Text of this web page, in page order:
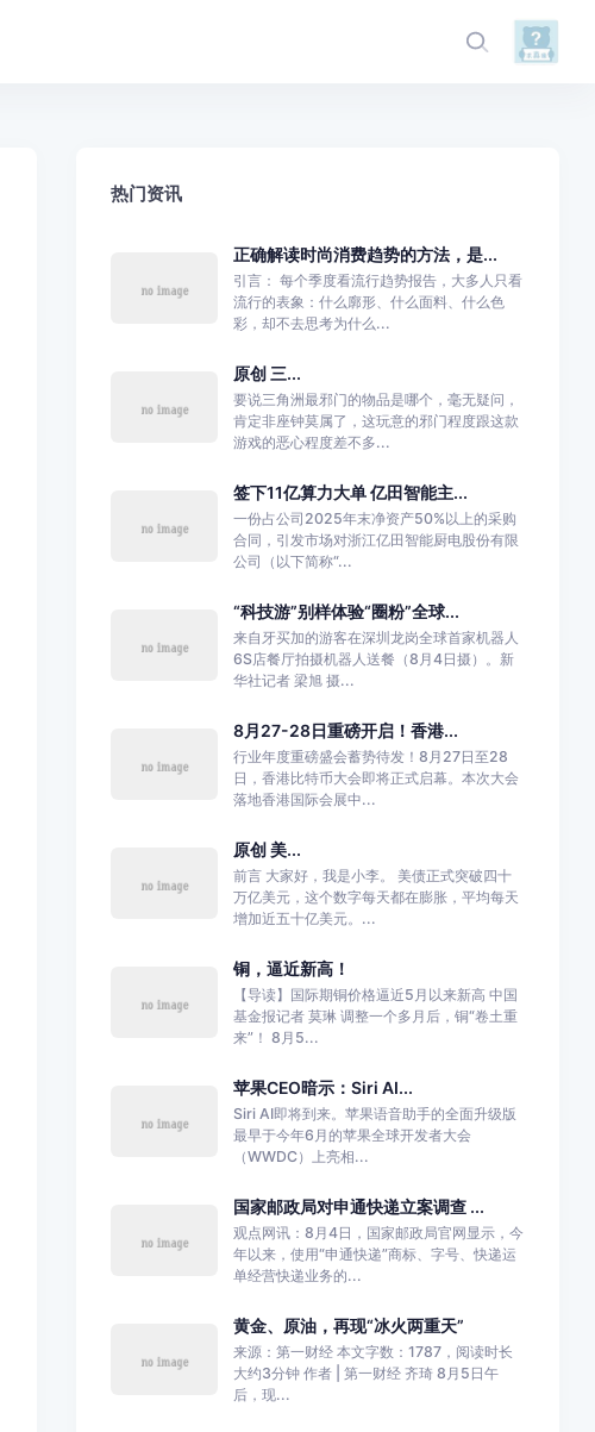
热门资讯
正确解读时尚消费趋势的方法，是...
引言： 每个季度看流行趋势报告，大多人只看
流行的表象：什么廓形、什么面料、什么色
彩，却不去思考为什么...
原创 三...
要说三角洲最邪门的物品是哪个，毫无疑问，
肯定非座钟莫属了，这玩意的邪门程度跟这款
游戏的恶心程度差不多...
签下11亿算力大单 亿田智能主...
一份占公司2025年末净资产50%以上的采购
合同，引发市场对浙江亿田智能厨电股份有限
公司（以下简称“...
“科技游”别样体验“圈粉”全球...
来自牙买加的游客在深圳龙岗全球首家机器人
6S店餐厅拍摄机器人送餐（8月4日摄）。新
华社记者 梁旭 摄...
8月27-28日重磅开启！香港...
行业年度重磅盛会蓄势待发！8月27日至28
日，香港比特币大会即将正式启幕。本次大会
落地香港国际会展中...
原创 美...
前言 大家好，我是小李。 美债正式突破四十
万亿美元，这个数字每天都在膨胀，平均每天
增加近五十亿美元。...
铜，逼近新高！
【导读】国际期铜价格逼近5月以来新高 中国
基金报记者 莫琳 调整一个多月后，铜“卷土重
来”！ 8月5...
苹果CEO暗示：Siri AI...
Siri AI即将到来。苹果语音助手的全面升级版
最早于今年6月的苹果全球开发者大会
（WWDC）上亮相...
国家邮政局对申通快递立案调查 ...
观点网讯：8月4日，国家邮政局官网显示，今
年以来，使用“申通快递”商标、字号、快递运
单经营快递业务的...
黄金、原油，再现“冰火两重天”
来源：第一财经 本文字数：1787，阅读时长
大约3分钟 作者 | 第一财经 齐琦 8月5日午
后，现...